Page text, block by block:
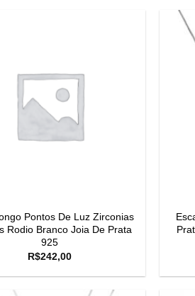
Pontos De Luz Zirconias
Rodio Branco Joia De Prata
925
R$242,00